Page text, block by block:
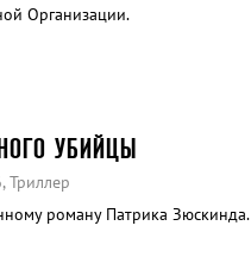
Организации.
УБИЙЦЫ
Триллер
роману Патрика Зюскинда.